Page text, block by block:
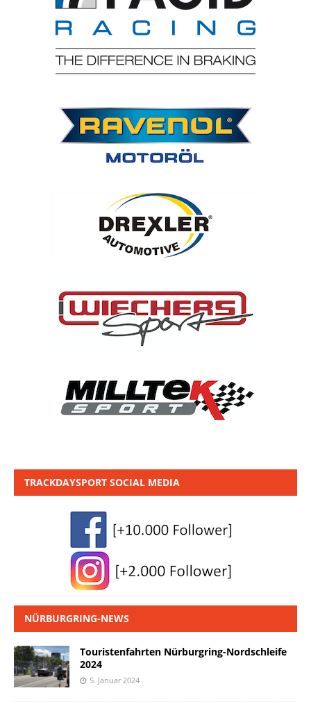
TRACKDAYSPORT SOCIAL MEDIA
NÜRBURGRING-NEWS
Touristenfahrten Nürburgring-Nordschleife
2024
5. Januar 2024